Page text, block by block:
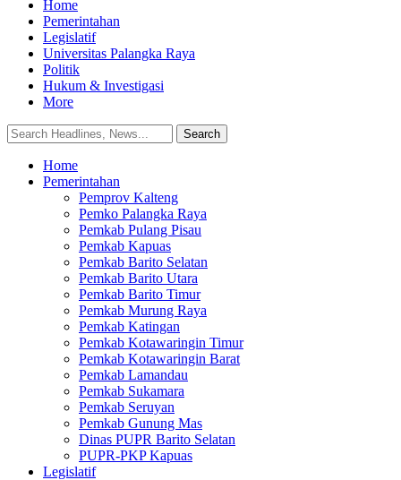
Home
Pemerintahan
Legislatif
Universitas Palangka Raya
Politik
Hukum & Investigasi
More
Home
Pemerintahan
Pemprov Kalteng
Pemko Palangka Raya
Pemkab Pulang Pisau
Pemkab Kapuas
Pemkab Barito Selatan
Pemkab Barito Utara
Pemkab Barito Timur
Pemkab Murung Raya
Pemkab Katingan
Pemkab Kotawaringin Timur
Pemkab Kotawaringin Barat
Pemkab Lamandau
Pemkab Sukamara
Pemkab Seruyan
Pemkab Gunung Mas
Dinas PUPR Barito Selatan
PUPR-PKP Kapuas
Legislatif